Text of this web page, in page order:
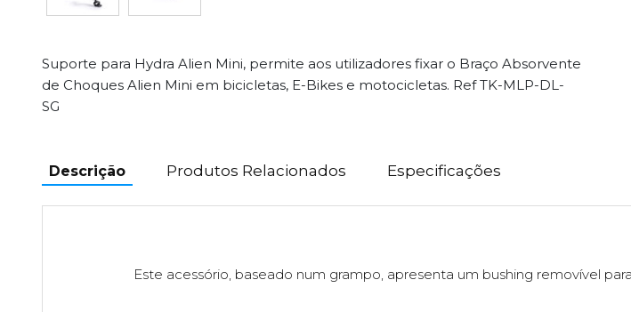
Suporte para Hydra Alien Mini, permite aos utilizadores fixar o Braço Absorvente
de Choques Alien Mini em bicicletas, E-Bikes e motocicletas. Ref TK-MLP-DL-
SG
Descrição Produtos Relacionados Especificações
Este acessório, baseado num grampo, apresenta um bushing removível